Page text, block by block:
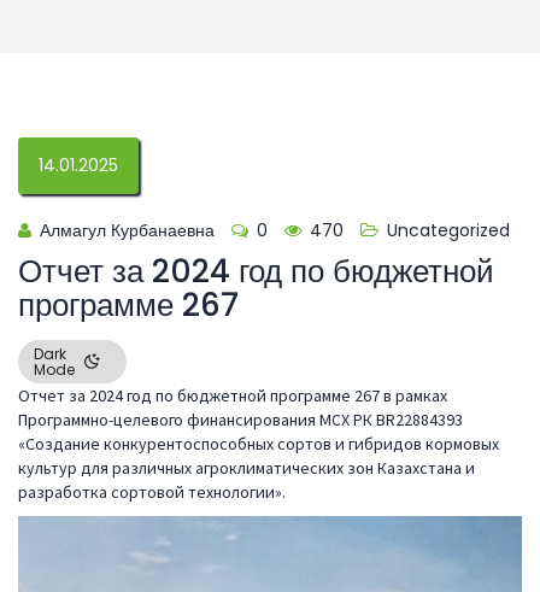
14.01.2025
Алмагул Курбанаевна 0 470 Uncategorized
Отчет за 2024 год по бюджетной
программе 267
Dark
Mode
Отчет за 2024 год по бюджетной программе 267 в рамках
Программно-целевого финансирования МСХ РК BR22884393
«Создание конкурентоспособных сортов и гибридов кормовых
культур для различных агроклиматических зон Казахстана и
разработка сортовой технологии».